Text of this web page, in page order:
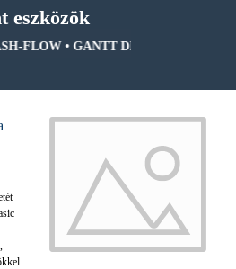
eszközök
FLOW • GANTT DIAGRAM • FA